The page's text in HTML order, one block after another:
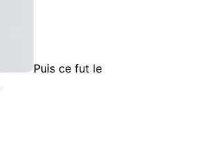
Puis ce fut le